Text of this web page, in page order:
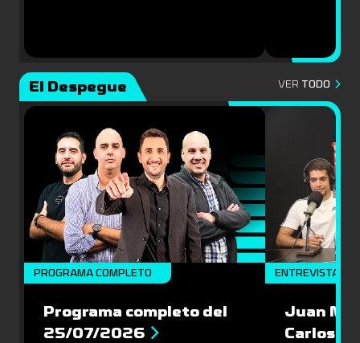
El Despegue VER TODO
PROGRAMA COMPLETO
Programa completo del
25/07/2026
ENTREVISTAS
Juan
Carlos